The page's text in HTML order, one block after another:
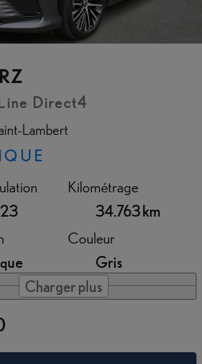
Direct4
Lambert
Kilométrage
34.763 km
Couleur
Gris
Charger plus